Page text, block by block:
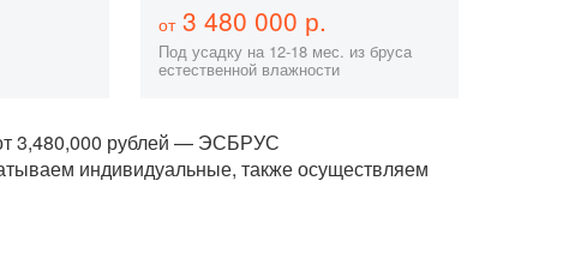
от3 480 000 р.
Под усадку на 12-18 мес. из бруса
естественной влажности
3,480,000 рублей — ЭСБРУС
индивидуальные, также осуществляем